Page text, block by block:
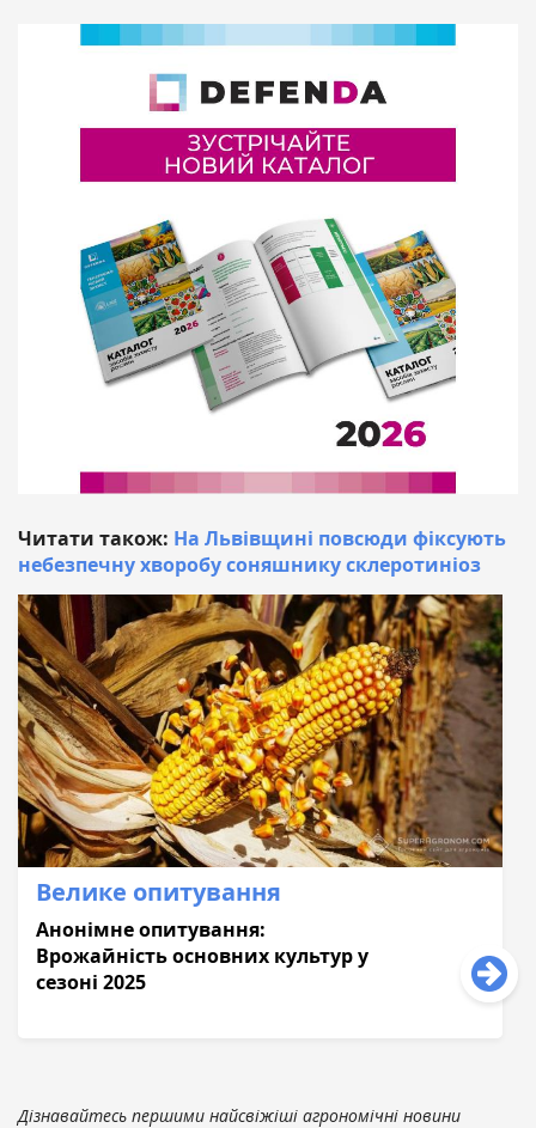
Читати також: На Львівщині повсюди фіксують
небезпечну хворобу соняшнику склеротиніоз
Велике опитування
Анонімне опитування:
Врожайність основних культур у
сезоні 2025
Дізнавайтесь першими найсвіжіші агрономічні новини